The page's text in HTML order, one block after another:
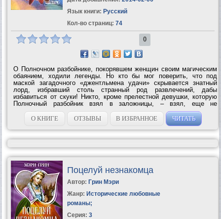
Язык книги: Русский
Кол-во страниц: 74
0
О Полночном разбойнике, покорявшем женщин своим магическим
обаянием, ходили легенды. Но кто бы мог поверить, что под
маской загадочного «джентльмена удачи» скрывается знатный
лорд, избравший столь странный род развлечений, дабы
избавиться от скуки! Никто, кроме прелестной девушки, которую
Полночный разбойник взял в заложницы, – взял, еще не
подозревая, что невинная прелесть юной пленницы зажжет в его
сердце пожар великой страсти,...
О КНИГЕ ОТЗЫВЫ В ИЗБРАННОЕ ЧИТАТЬ
Поцелуй незнакомца
Автор: Грин Мэри
Жанр: Исторические любовные
романы;
Серия: 3